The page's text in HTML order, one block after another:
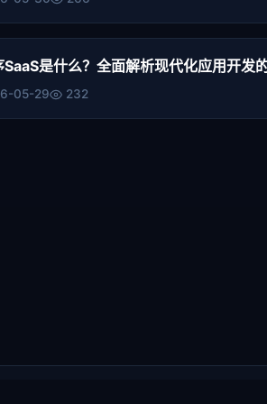
SaaS是什么？全面解析现代化应用开发
05-29 232